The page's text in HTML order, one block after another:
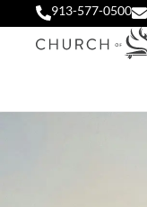
913-577-0500